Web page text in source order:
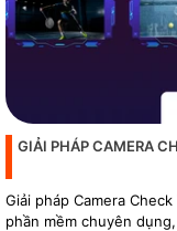
GIẢI PHÁP CAMERA
Giải pháp Camera
phần mềm chuyên